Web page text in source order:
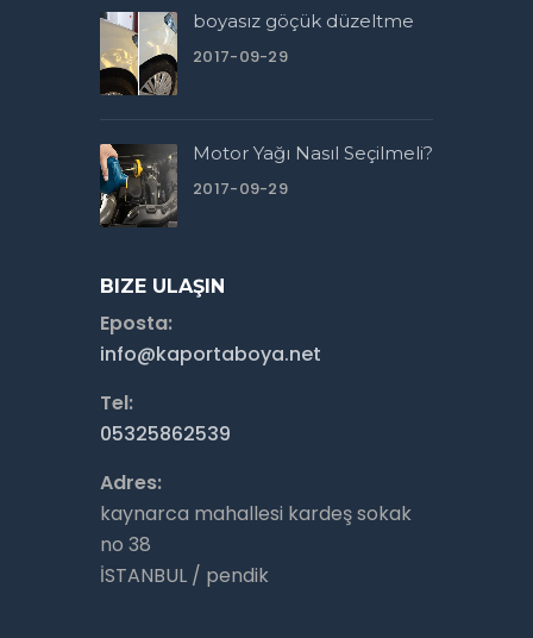
boyasız göçük düzeltme
2017-09-29
Motor Yağı Nasıl Seçilmeli?
2017-09-29
BIZE ULAŞIN
Eposta:
info@kaportaboya.net
Tel:
05325862539
Adres:
kaynarca mahallesi kardeş sokak
no 38
İSTANBUL / pendik